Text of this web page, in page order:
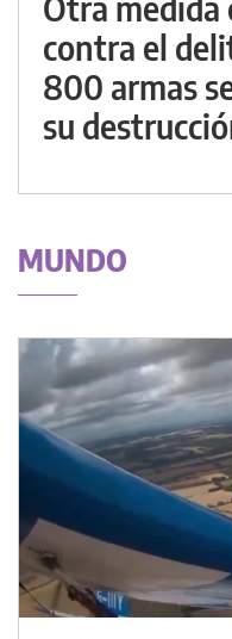
contra el
800 armas
su
MUNDO